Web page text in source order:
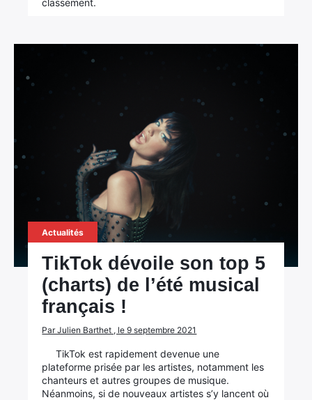
classement.
Actualités
TikTok dévoile son top 5
(charts) de l’été musical
français !
Par Julien Barthet , le 9 septembre 2021
TikTok est rapidement devenue une
plateforme prisée par les artistes, notamment les
chanteurs et autres groupes de musique.
Néanmoins, si de nouveaux artistes s’y lancent où